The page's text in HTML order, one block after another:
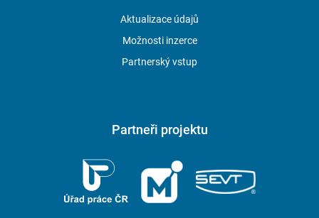
Aktualizace údajů
Možnosti inzerce
Partnerský vstup
Partneři projektu